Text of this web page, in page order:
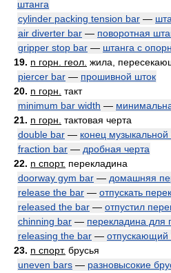
штанга
cylinder packing tension bar —
air diverter bar — поворотная
gripper stop bar — штанга с
19. n горн. геол. жила,
piercer bar — прошивной шток
20. n горн. такт
minimum bar width —
21. n горн. тактовая черта
double bar — конец
fraction bar — дробная черта
22. n спорт. перекладина
doorway gym bar — домашняя
release the bar — отпускать
released the bar — отпустил
chinning bar — перекладина для
releasing the bar — отпускающий
23. n спорт. брусья
uneven bars — разновысокие